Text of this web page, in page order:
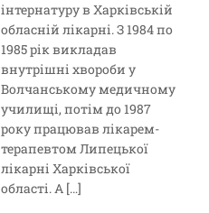
інтернатуру в Харківській
обласній лікарні. З 1984 по
1985 рік викладав
внутрішні хвороби у
Волчанському медичному
училищі, потім до 1987
року працював лікарем-
терапевтом Липецької
лікарні Харківської
області. А […]